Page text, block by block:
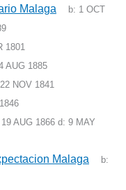
Malaga b: 1 OCT
1801
AUG 1885
22 NOV 1841
1846
19 AUG 1866 d:9 MAY
Malaga
b: